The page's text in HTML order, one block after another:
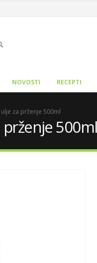
NOVOSTI RECEPTI
za prženje 500ml
500ml